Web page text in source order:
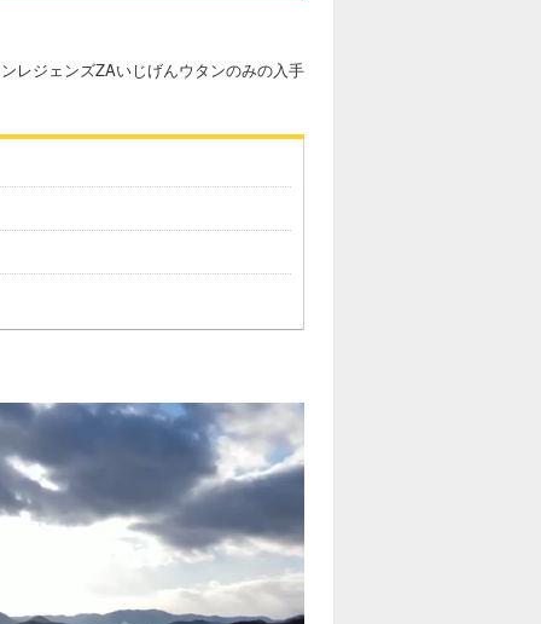
レジェンズZAいじげんウタンのみの入手